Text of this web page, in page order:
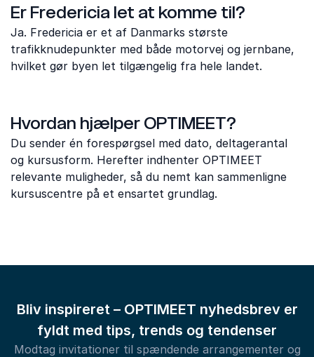
Er Fredericia let at komme til?
Ja. Fredericia er et af Danmarks største
trafikknudepunkter med både motorvej og jernbane,
hvilket gør byen let tilgængelig fra hele landet.
Hvordan hjælper OPTIMEET?
Du sender én forespørgsel med dato, deltagerantal
og kursusform. Herefter indhenter OPTIMEET
relevante muligheder, så du nemt kan sammenligne
kursuscentre på et ensartet grundlag.
Bliv inspireret – OPTIMEET nyhedsbrev er
fyldt med tips, trends og tendenser
Modtag invitationer til spændende arrangementer og